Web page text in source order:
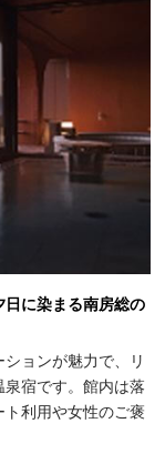
に染まる南房総の
ョンが魅力で、リ
宿です。館内は落
利用や女性のご褒